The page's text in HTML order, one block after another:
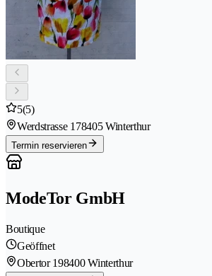
5(5)
Werdstrasse 178405 Winterthur
Termin reservieren
ModeTor GmbH
Boutique
Geöffnet
Obertor 198400 Winterthur